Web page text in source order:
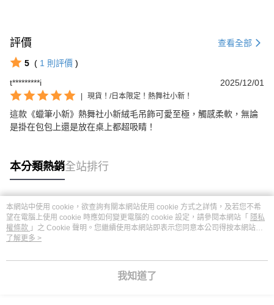
評價 查看全部
5 ( 1 則評價 )
t*********i
2025/12/01
現貨！/日本限定！熱舞社小新！
這款《蠟筆小新》熱舞社小新絨毛吊飾可愛至極，觸感柔軟，無論
是掛在包包上還是放在桌上都超吸睛！
本分類熱銷全站排行
熱門標籤
本網站中使用 cookie，欲查詢有關本網站使用 cookie 方式之詳情，及若您不希
望在電腦上使用 cookie 時應如何變更電腦的 cookie 設定，請參閱本網站「 隱私
權條款 」之 Cookie 聲明。您繼續使用本網站即表示您同意本公司得按本網站使
用條款之 Cookie 聲明使用 cookie。
了解更多 >
我知道了